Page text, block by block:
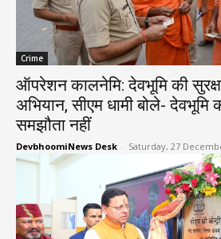
Crime
ऑपरेशन कालनेमि: देवभूमि की
अभियान, सीएम धामी बोले- देवभूमि
समझौता नहीं
DevbhoomiNews Desk - Saturday, 27